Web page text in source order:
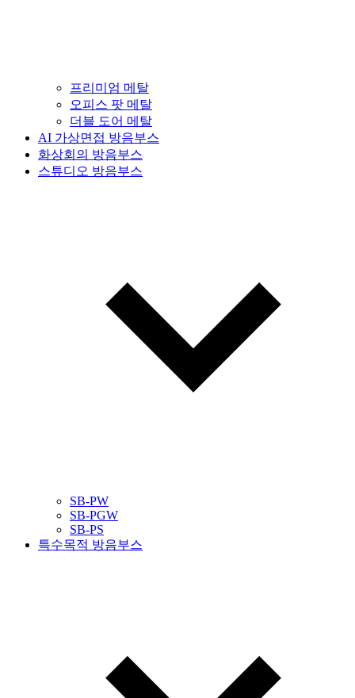
프리미엄 메탈
오피스 팟 메탈
더블 도어 메탈
AI 가상면접 방음부스
화상회의 방음부스
스튜디오 방음부스
SB-PW
SB-PGW
SB-PS
특수목적 방음부스